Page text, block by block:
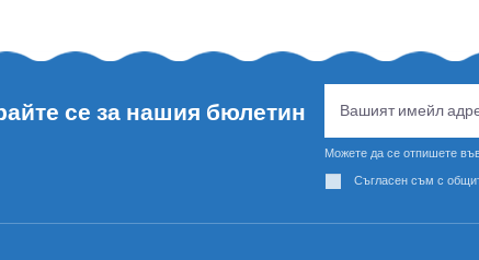
се за нашия бюлетин
Можете да се отпишете
Съгласен съм с